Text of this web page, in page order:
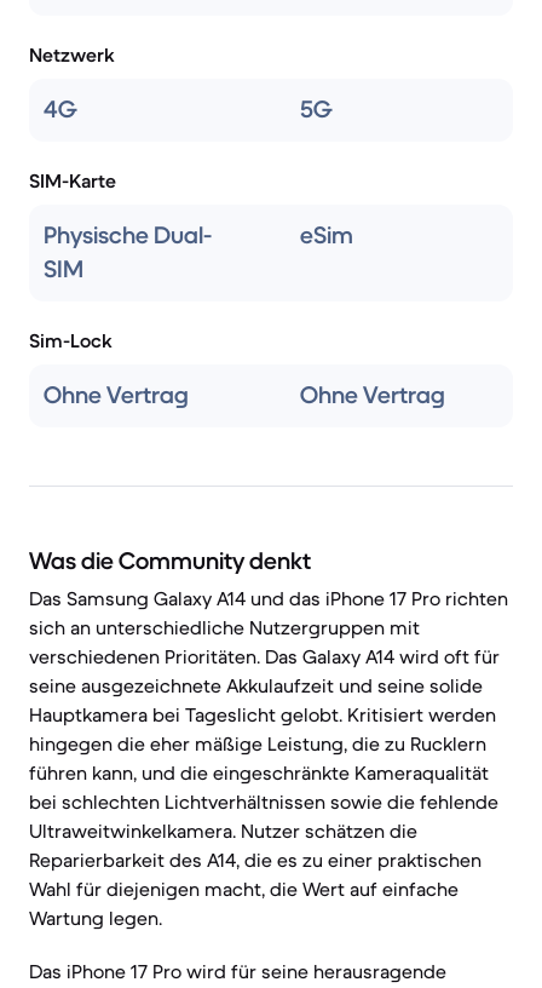
Netzwerk
4G 5G
SIM-Karte
Physische Dual-
SIM
eSim
Sim-Lock
Ohne Vertrag Ohne Vertrag
Was die Community denkt
Das Samsung Galaxy A14 und das iPhone 17 Pro richten
sich an unterschiedliche Nutzergruppen mit
verschiedenen Prioritäten. Das Galaxy A14 wird oft für
seine ausgezeichnete Akkulaufzeit und seine solide
Hauptkamera bei Tageslicht gelobt. Kritisiert werden
hingegen die eher mäßige Leistung, die zu Rucklern
führen kann, und die eingeschränkte Kameraqualität
bei schlechten Lichtverhältnissen sowie die fehlende
Ultraweitwinkelkamera. Nutzer schätzen die
Reparierbarkeit des A14, die es zu einer praktischen
Wahl für diejenigen macht, die Wert auf einfache
Wartung legen.
Das iPhone 17 Pro wird für seine herausragende